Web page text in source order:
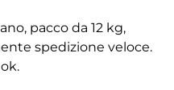
pacco da 12 kg,
spedizione veloce.